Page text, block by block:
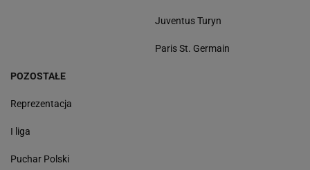
Juventus Turyn
Paris St. Germain
POZOSTAŁE
Reprezentacja
I liga
Puchar Polski